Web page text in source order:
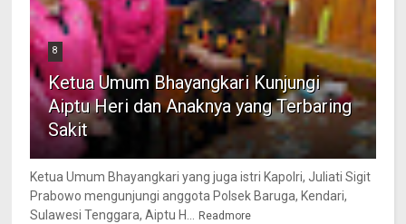
8
Ketua Umum Bhayangkari Kunjungi
Aiptu Heri dan Anaknya yang Terbaring
Sakit
Ketua Umum Bhayangkari yang juga istri Kapolri, Juliati Sigit
Prabowo mengunjungi anggota Polsek Baruga, Kendari,
Sulawesi Tenggara, Aiptu H...
Readmore